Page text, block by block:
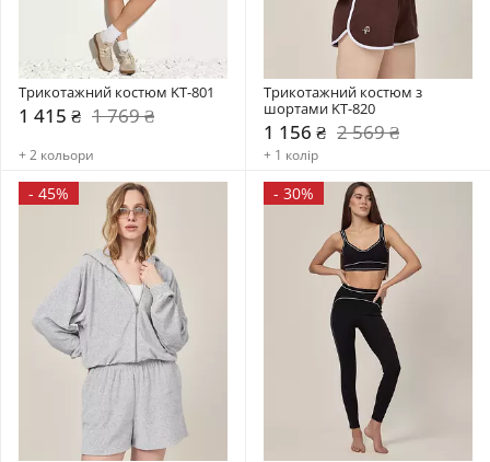
Трикотажний костюм KT-801
1 415 ₴ 1 769 ₴
+ 2 кольори
Трикотажний костюм з
шортами KT-820
1 156 ₴ 2 569 ₴
+ 1 колір
- 45% - 30%